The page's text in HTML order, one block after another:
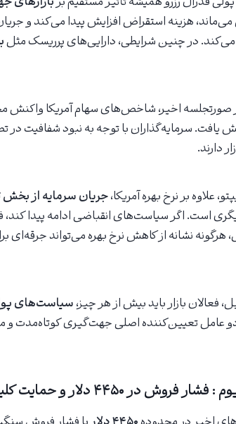
می‌ماند، هزینه استقراض افزایش پیدا می‌کند و
در چنین شرایطی، دارایی‌های پرریسک مثل
صورتجلسه اخیر، شاخص‌های سهام آمریکا واکنش
یافت. سرمایه‌گذاران با توجه به نبود شفافیت در
دارند.
علاوه بر نرخ بهره آمریکا،جریان سرمایه از بخش
است. اگر سیاست‌های انقباضی ادامه پیدا کند،
هرگونه نشانه از کاهش نرخ بهره می‌تواند
فعالان بازار باید بیش از هر چیز،سیاست‌های
عامل تعیین‌کننده اصلی جهت‌گیری کوتاه‌مدت و
در ۴۴۵۰ دلار و حمایت کلیدی ۴۱۵۰ دلار